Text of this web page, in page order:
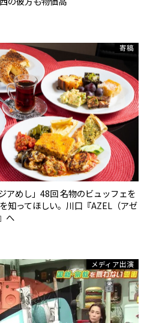
アめし」48回 名物のビュッフェを
知ってほしい。川口『AZEL（アゼ
へ
寄稿
メディア出演